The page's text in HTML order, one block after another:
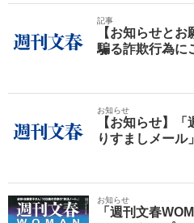
記事
【お知らせと
騙る詐欺行為に
お知らせ
【お知らせ】
りすましメール
お知らせ
「週刊文春